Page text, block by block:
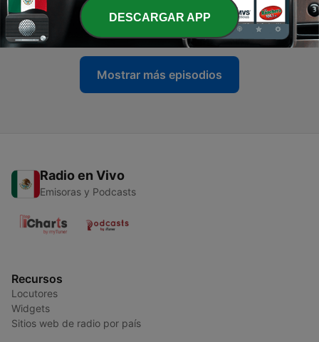
- EP08 - Those Eyes (New West)
04 jul. 2023
Mostrar más episodios
Radio en Vivo
Emisoras y Podcasts
Recursos
Locutores
Widgets
Sitios web de radio por país
DESCARGAR APP